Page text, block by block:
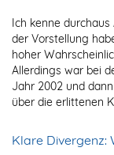
Ich kenne
der Vorstellung
hoher
Allerdings war bei
Jahr 2002 und
über die erlittenen
Klare Divergenz: